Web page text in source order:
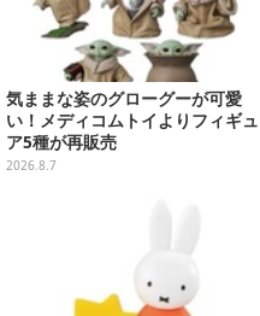
気ままな姿のグローグーが可愛
い！メディコムトイよりフィギュ
ア5種が再販売
2026.8.7